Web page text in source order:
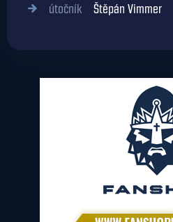
útočník Štěpán Vimmer